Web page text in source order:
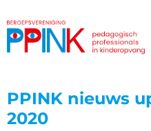
PPINK nieuws
2020